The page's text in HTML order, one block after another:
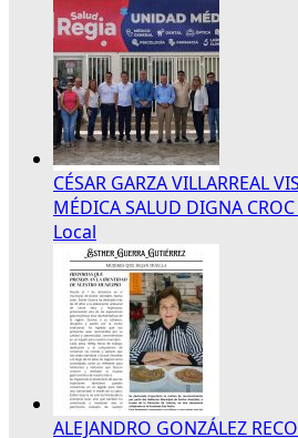
CÉSAR GARZA VILLARREAL
MÉDICA SALUD DIGNA
Local
ALEJANDRO GONZÁLEZ